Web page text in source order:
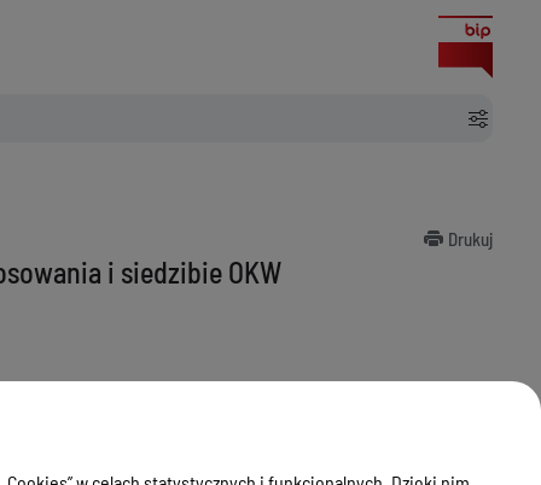
Drukuj
i siedzibie OKW